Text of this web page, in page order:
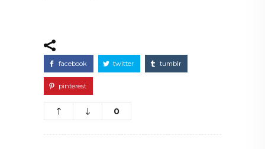
facebook twitter tumblr
pinterest
0